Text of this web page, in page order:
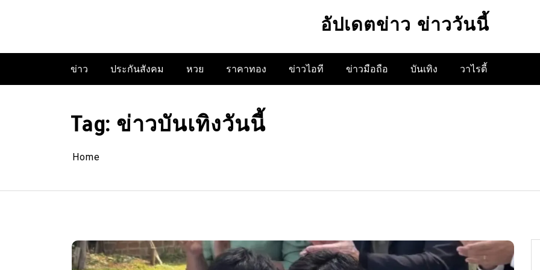
อัปเดตข่าว ข่าววันนี้
ข่าว ประกันสังคม หวย ราคาทอง ข่าวไอที ข่าวมือถือ บันเทิง วาไรตี้
Tag: ข่าวบันเทิงวันนี้
Home